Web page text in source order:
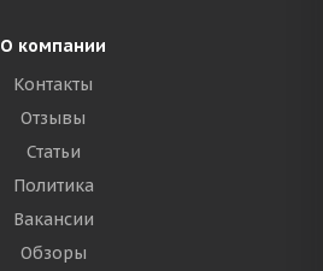
О компании
Контакты
Отзывы
Статьи
Политика
Вакансии
Обзоры